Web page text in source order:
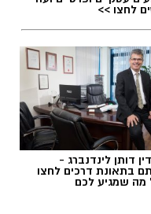
בישראל הקשיבו
לחצו >>
דותן לינדנברג -
בתאונת דרכים לחצו
מה שמגיע לכם